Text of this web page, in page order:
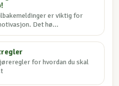
er viktig for
Det hø...
for hvordan du skal